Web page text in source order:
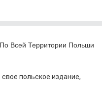
Всей Территории Польши
польское издание,